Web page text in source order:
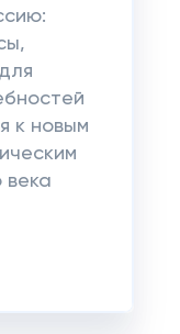
к новым
века